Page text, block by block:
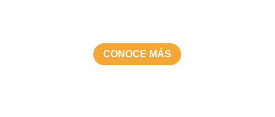
CONOCE MÁS